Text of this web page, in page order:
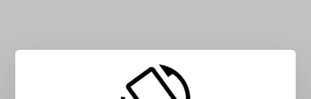
Въведете Албански символа в полето: